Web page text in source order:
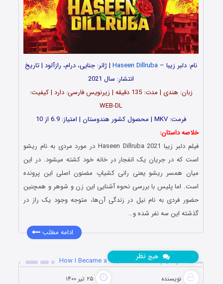
نام: دلبر زیبا – Haseen Dillruba | ژانر: جنایی، درام، رازآلود | تاریخ
انتشار: سال 2021
زبان: هندی | مدت: 135 دقیقه | زیرنویس فارسی: دارد | کیفیت:
WEB-DL
فرمت: MKV | محصول کشور هندوستان | امتیاز: 6.9 از 10
خلاصه داستان:
فیلم دلبر زیبا Haseen Dillruba 2021 در مورد مردی به نام ریشو
است که در جریان یک انفجار در خانه خود کشته میشود. در این
میان همسر ریشو یعنی رانی کشیاپ مضنون اصلی این پرونده
است. اما پلیس با بررسی نحوه آشنایی این زن و شوهر و همچنین
حضور فردی به نام نیل در زندگی آن‌ها، متوجه وجود یک راز در
گذشته این سه نفر شده و…
ادامه مطلب
دانلود فیلم How I Became a Super Hero 2020
نویسنده ۲۵ تیر ۱۴۰۰
هیچ نظر